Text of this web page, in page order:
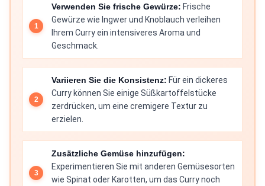
Verwenden Sie frische Gewürze: Frische
Gewürze wie Ingwer und Knoblauch verleihen
Ihrem Curry ein intensiveres Aroma und
Geschmack.
Variieren Sie die Konsistenz: Für ein dickeres
Curry können Sie einige Süßkartoffelstücke
zerdrücken, um eine cremigere Textur zu
erzielen.
Zusätzliche Gemüse hinzufügen:
Experimentieren Sie mit anderen Gemüsesorten
wie Spinat oder Karotten, um das Curry noch